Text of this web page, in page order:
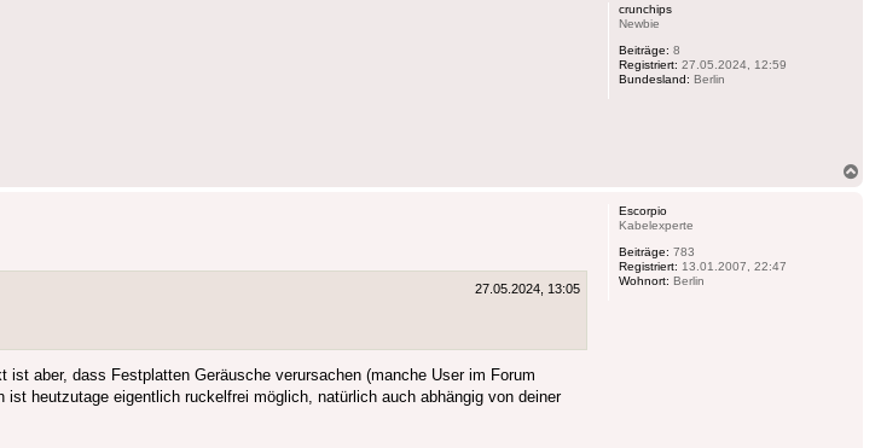
crunchips
Newbie
Beiträge: 8
Registriert: 27.05.2024, 12:59
Bundesland: Berlin
Escorpio
Kabelexperte
Beiträge: 783
Registriert: 13.01.2007, 22:47
Wohnort: Berlin
27.05.2024, 13:05
aber, dass Festplatten Geräusche verursachen (manche User im Forum
heutzutage eigentlich ruckelfrei möglich, natürlich auch abhängig von deiner